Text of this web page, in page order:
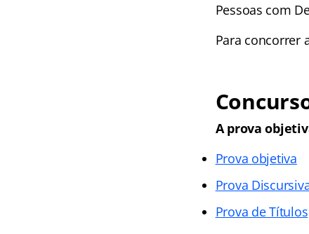
Pessoas com
Para concorrer
A prova
Prova objetiva
Prova
Prova de Títulos